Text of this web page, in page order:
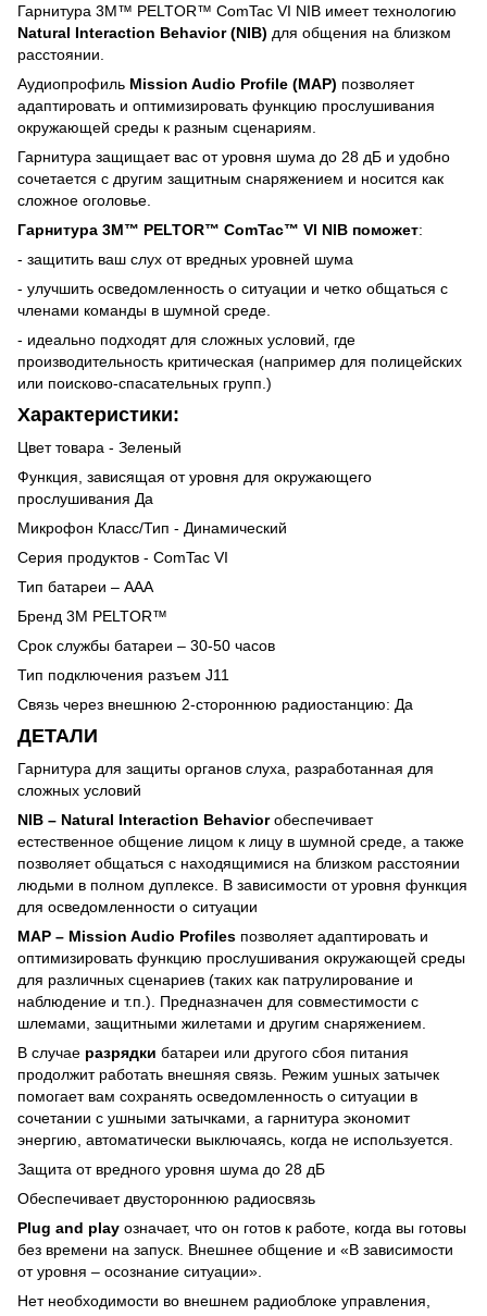
Гарнитура 3M™ PELTOR™ ComTac VI NIB имеет технологию
Natural Interaction Behavior (NIB) для общения на близком
расстоянии.
Аудиопрофиль Mission Audio Profile (MAP) позволяет
адаптировать и оптимизировать функцию прослушивания
окружающей среды к разным сценариям.
Гарнитура защищает вас от уровня шума до 28 дБ и удобно
сочетается с другим защитным снаряжением и носится как
сложное оголовье.
Гарнитура 3M™ PELTOR™ ComTac™ VI NIB поможет:
- защитить ваш слух от вредных уровней шума
- улучшить осведомленность о ситуации и четко общаться с
членами команды в шумной среде.
- идеально подходят для сложных условий, где
производительность критическая (например для полицейских
или поисково-спасательных групп.)
Характеристики:
Цвет товара - Зеленый
Функция, зависящая от уровня для окружающего
прослушивания Да
Микрофон Класс/Тип - Динамический
Серия продуктов - ComTac VI
Тип батареи – AAA
Бренд 3М PELTOR™
Срок службы батареи – 30-50 часов
Тип подключения разъем J11
Связь через внешнюю 2-стороннюю радиостанцию: Да
ДЕТАЛИ
Гарнитура для защиты органов слуха, разработанная для
сложных условий
NIB – Natural Interaction Behaviorобеспечивает
естественное общение лицом к лицу в шумной среде, а также
позволяет общаться с находящимися на близком расстоянии
людьми в полном дуплексе. В зависимости от уровня функция
для осведомленности о ситуации
MAP – Mission Audio Profiles позволяет адаптировать и
оптимизировать функцию прослушивания окружающей среды
для различных сценариев (таких как патрулирование и
наблюдение и т.п.). Предназначен для совместимости с
шлемами, защитными жилетами и другим снаряжением.
В случае разрядки батареи или другого сбоя питания
продолжит работать внешняя связь. Режим ушных затычек
помогает вам сохранять осведомленность о ситуации в
сочетании с ушными затычками, а гарнитура экономит
энергию, автоматически выключаясь, когда не используется.
Защита от вредного уровня шума до 28 дБ
Обеспечивает двустороннюю радиосвязь
Plug and play означает, что он готов к работе, когда вы готовы
без времени на запуск. Внешнее общение и «В зависимости
от уровня – осознание ситуации».
Нет необходимости во внешнем радиоблоке управления,